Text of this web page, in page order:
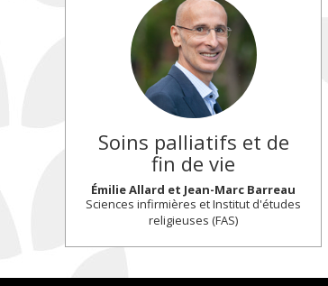
Soins palliatifs et de
fin de vie
Émilie Allard et Jean-Marc Barreau
Sciences infirmières et Institut d'études
religieuses (FAS)